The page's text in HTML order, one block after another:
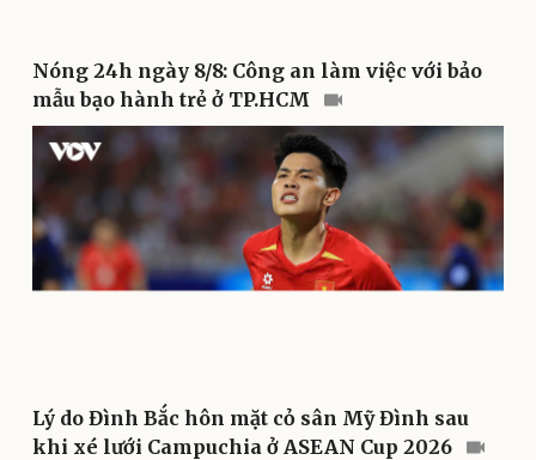
Văn hóa
Sân khấu - Điện ảnh
Văn học
Giải trí
Nghệ sĩ
Thời trang
Nóng 24h ngày 8/8: Công an làm việc với bảo
mẫu bạo hành trẻ ở TP.HCM
Lý do Đình Bắc hôn mặt cỏ sân Mỹ Đình sau
khi xé lưới Campuchia ở ASEAN Cup 2026